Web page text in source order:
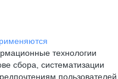
технологии
сбора, систематизации
пользователей